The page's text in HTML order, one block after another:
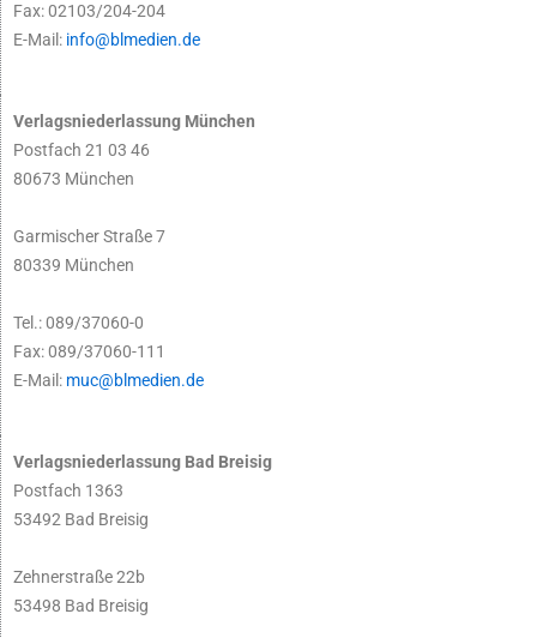
Fax: 02103/204-204
E-Mail: info@blmedien.de
Verlagsniederlassung München
Postfach 21 03 46
80673 München
Garmischer Straße 7
80339 München
Tel.: 089/37060-0
Fax: 089/37060-111
E-Mail: muc@blmedien.de
Verlagsniederlassung Bad Breisig
Postfach 1363
53492 Bad Breisig
Zehnerstraße 22b
53498 Bad Breisig